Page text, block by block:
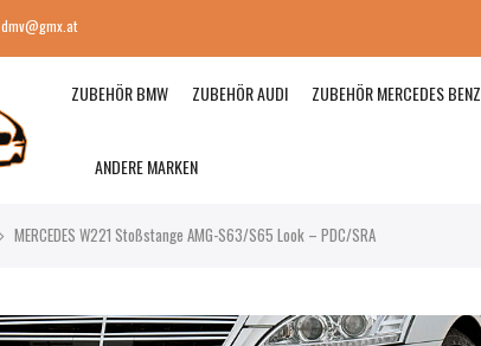
dmv@gmx.at
ZUBEHÖR BMW ZUBEHÖR AUDI ZUBEHÖR MERCEDES BENZ
ANDERE MARKEN
MERCEDES W221 Stoßstange AMG-S63/S65 Look – PDC/SRA